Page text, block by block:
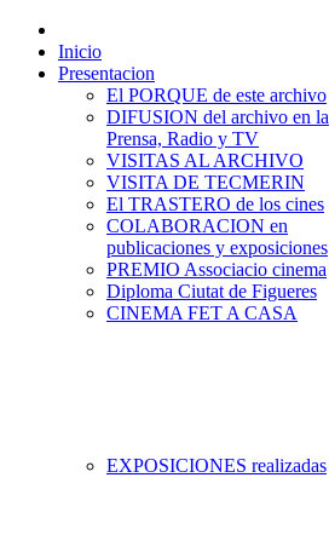
Inicio
Presentacion
El PORQUE de este archivo
DIFUSION del archivo en la
Prensa, Radio y TV
VISITAS AL ARCHIVO
VISITA DE TECMERIN
El TRASTERO de los cines
COLABORACION en
publicaciones y exposiciones
PREMIO Associacio cinema
Diploma Ciutat de Figueres
CINEMA FET A CASA
EXPOSICIONES realizadas